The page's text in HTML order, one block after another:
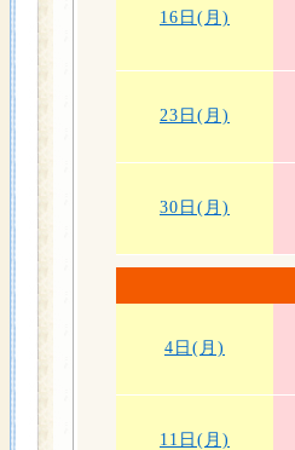
16日(月)
23日(月)
30日(月)
4日(月)
11日(月)